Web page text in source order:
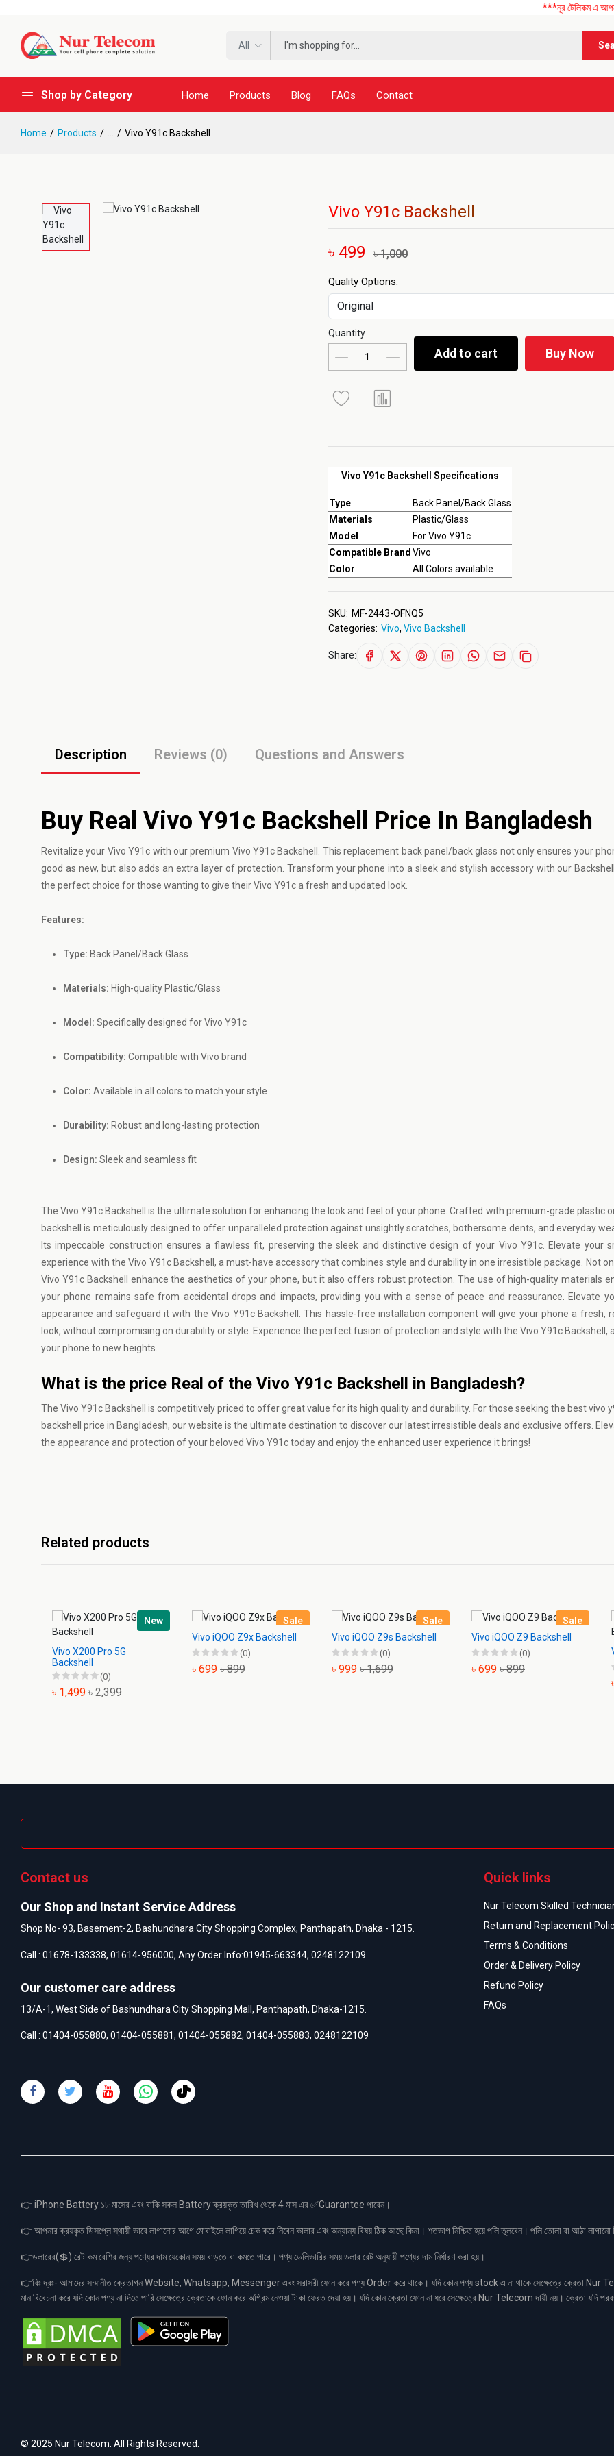
***নূর টেলিকম এ আপনাকে
All
Shop by Category Home Products Blog FAQs Contact
Home Products Vivo Y91c Backshell
Vivo Y91c Backshell
৳ 499 ৳ 1,000
Vivo Y91c Backshell Specifications
Type
Back Panel/Back Glass
Materials
Plastic/Glass
Model
For Vivo Y91c
Compatible Brand Vivo
Color
All Colors available
Quality Options:
Quantity
Add to cart Buy Now
SKU: MF-2443-OFNQ5
Categories: Vivo, Vivo Backshell
Share:
Description Reviews (0) Questions and Answers
Buy Real Vivo Y91c Backshell Price In Bangladesh
Revitalize your Vivo Y91c with our premium Vivo Y91c Backshell. This replacement back panel/back glass not only ensures your
good as new, but also adds an extra layer of protection. Transform your phone into a sleek and stylish accessory with our
the perfect choice for those wanting to give their Vivo Y91c a fresh and updated look.
Features:
Type: Back Panel/Back Glass
Materials: High-quality Plastic/Glass
Model: Specifically designed for Vivo Y91c
Compatibility: Compatible with Vivo brand
Color: Available in all colors to match your style
Durability: Robust and long-lasting protection
Design: Sleek and seamless fit
The Vivo Y91c Backshell is the ultimate solution for enhancing the look and feel of your phone. Crafted with premium-grade plastic
backshell is meticulously designed to offer unparalleled protection against unsightly scratches, bothersome dents, and everyday
Its impeccable construction ensures a flawless fit, preserving the sleek and distinctive design of your Vivo Y91c. Elevate your
experience with the Vivo Y91c Backshell, a must-have accessory that combines style and durability in one irresistible package. Not
Vivo Y91c Backshell enhance the aesthetics of your phone, but it also offers robust protection. The use of high-quality materials
your phone remains safe from accidental drops and impacts, providing you with a sense of peace and reassurance. Elevate
appearance and safeguard it with the Vivo Y91c Backshell. This hassle-free installation component will give your phone a fresh,
look, without compromising on durability or style. Experience the perfect fusion of protection and style with the Vivo Y91c Backshell,
your phone to new heights.
What is the price Real of the Vivo Y91c Backshell in Bangladesh?
The Vivo Y91c Backshell is competitively priced to offer great value for its high quality and durability. For those seeking the best vivo
backshell price in Bangladesh, our website is the ultimate destination to discover our latest irresistible deals and exclusive offers.
the appearance and protection of your beloved Vivo Y91c today and enjoy the enhanced user experience it brings!
Related products
New
Vivo X200 Pro 5G
Backshell
(0)
৳ 1,499 ৳ 2,399
Sale
Vivo iQOO Z9x Backshell
(0)
৳ 699 ৳ 899
Sale
Vivo iQOO Z9s Backshell
(0)
৳ 999 ৳ 1,699
Sale
Vivo iQOO Z9 Backshell
(0)
৳ 699 ৳ 899
Contact us
Our Shop and Instant Service Address
Shop No- 93, Basement-2, Bashundhara City Shopping Complex, Panthapath, Dhaka - 1215.
Call : 01678-133338, 01614-956000, Any Order Info:01945-663344, 0248122109
Our customer care address
13/A-1, West Side of Bashundhara City Shopping Mall, Panthapath, Dhaka-1215.
Call : 01404-055880, 01404-055881, 01404-055882, 01404-055883, 0248122109
Quick links
Nur Telecom Skilled
Return and Replacement
Terms & Conditions
Order & Delivery Policy
Refund Policy
FAQs
👉 iPhone Battery ১৮ মাসের এবং বাকি সকল Battery ক্রয়কৃত তারিখ থেকে 4 মাস এর ✅Guarantee পাবেন।
👉 আপনার ক্রয়কৃত ডিসপ্লে স্থায়ী ভাবে লাগানোর আগে মোবাইলে লাগিয়ে চেক করে নিবেন কালার এবং অন্যান্য বিষয় ঠিক আছে কিনা। শতভাগ নিশ্চিত হয়ে পলি তুলবেন। পলি তোলা বা আঠা
👉ডলারের(💲) রেট কম বেশির জন্য পণ্যের দাম যেকোন সময় বাড়তে বা কমতে পারে। পণ্য ডেলিভারির সময় ডলার রেট অনুযায়ী পণ্যের দাম নির্ধারণ করা হয়।
👉বিঃ দ্রঃ- আমাদের সম্মানীত ক্রেতাগন Website, Whatsapp, Messenger এবং সরাসরী ফোন করে পণ্য Order করে থাকে। যদি কোন পণ্য stock এ না থাকে সেক্ষেত্রে ক্রেতা Nur
মান বিবেচনা করে যদি কোন পণ্য না দিতে পারি সেক্ষেত্রে ক্রেতাকে ফোন করে অগ্রিম নেওয়া টাকা ফেরত দেয়া হয়। যদি কোন ক্রেতা ফোন না ধরে সেক্ষেত্রে Nur Telecom দায়ী নয়। ক্রেতা যদি
© 2025 Nur Telecom. All Rights Reserved.